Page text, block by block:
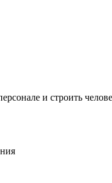
и строить